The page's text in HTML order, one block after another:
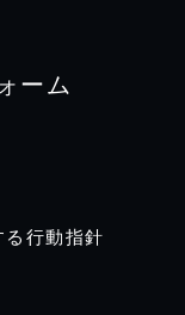
ーム
行動指針